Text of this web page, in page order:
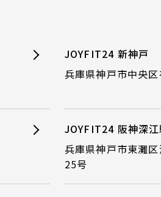
JOYFIT24 新神戸
兵庫県神戸市中央
JOYFIT24 阪神深
兵庫県神戸市東灘
25号